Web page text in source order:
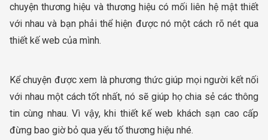
chuyện thương hiệu và thương hiệu có mối liên hệ mật thiết
với nhau và bạn phải thể hiện được nó một cách rõ nét qua
thiết kế web của mình.
Kể chuyện được xem là phương thức giúp mọi người kết nối
với nhau một cách tốt nhất, nó sẽ giúp họ chia sẻ các thông
tin cùng nhau. Vì vậy, khi thiết kế web khách sạn cao cấp
đừng bao giờ bỏ qua yếu tố thương hiệu nhé.